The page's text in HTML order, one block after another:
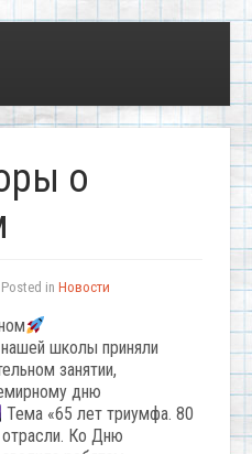
о
Posted in Новости
школы приняли
занятии,
дню
Тема «65 лет триумфа. 80
Ко Дню